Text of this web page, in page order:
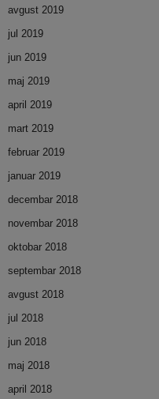
avgust 2019
jul 2019
jun 2019
maj 2019
april 2019
mart 2019
februar 2019
januar 2019
decembar 2018
novembar 2018
oktobar 2018
septembar 2018
avgust 2018
jul 2018
jun 2018
maj 2018
april 2018